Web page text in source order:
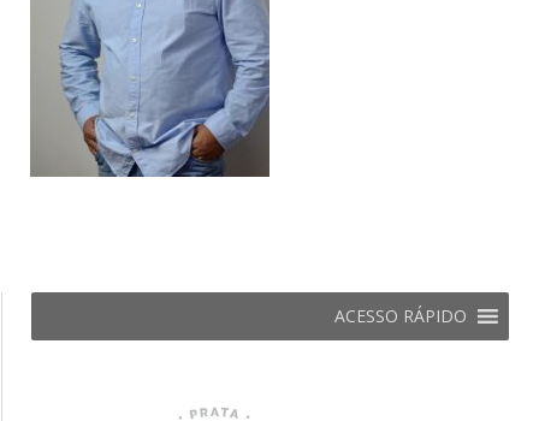
ACESSO RÁPIDO